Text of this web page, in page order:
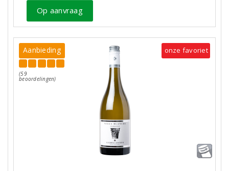
Op aanvraag
Aanbieding
(59
beoordelingen)
onze favoriet